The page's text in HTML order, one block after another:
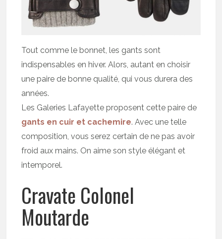
Tout comme le bonnet, les gants sont
indispensables en hiver. Alors, autant en choisir
une paire de bonne qualité, qui vous durera des
années.
Les Galeries Lafayette proposent cette paire de
gants en cuir et cachemire. Avec une telle
composition, vous serez certain de ne pas avoir
froid aux mains. On aime son style élégant et
intemporel.
Cravate Colonel
Moutarde